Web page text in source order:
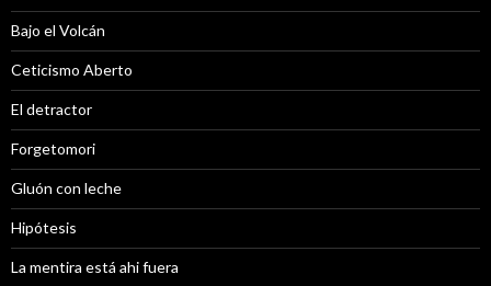
Bajo el Volcán
Ceticismo Aberto
El detractor
Forgetomori
Gluón con leche
Hipótesis
La mentira está ahi fuera